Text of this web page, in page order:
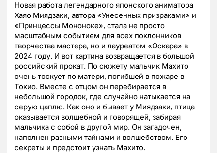
Новая работа легендарного японского аниматора
Хаяо Миядзаки, автора «Унесенных призраками» и
«Принцессы Мононоке», стала не просто
масштабным событием для всех поклонников
творчества мастера, но и лауреатом «Оскара» в
2024 году. И вот картина возвращается в большой
российский прокат. По сюжету мальчик Махито
очень тоскует по матери, погибшей в пожаре в
Токио. Вместе с отцом он перебирается в
небольшой городок, где случайно натыкается на
серую цаплю. Как оно и бывает у Миядзаки, птица
оказывается волшебной и говорящей, забирая
мальчика с собой в другой мир. Он загадочен,
наполнен разными тайнами и волшебством. Его
секреты и предстоит узнать Махито.